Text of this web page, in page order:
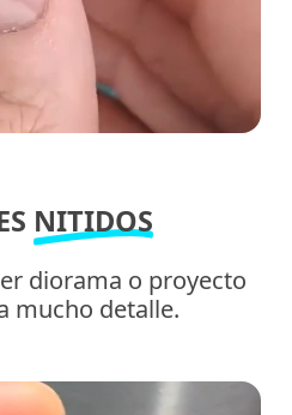
NITIDOS
diorama o proyecto
mucho detalle.